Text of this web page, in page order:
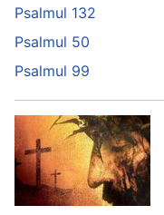
Psalmul 132
Psalmul 50
Psalmul 99